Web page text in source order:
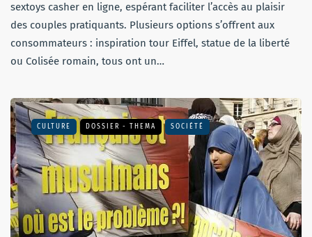
sextoys casher en ligne, espérant faciliter l’accès au plaisir
des couples pratiquants. Plusieurs options s’offrent aux
consommateurs : inspiration tour Eiffel, statue de la liberté
ou Colisée romain, tous ont un…
CULTURE DOSSIER - THEMA SOCIÉTÉ